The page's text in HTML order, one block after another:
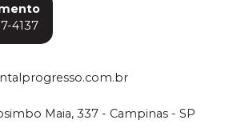
4137
Maia, 337 - Campinas - SP